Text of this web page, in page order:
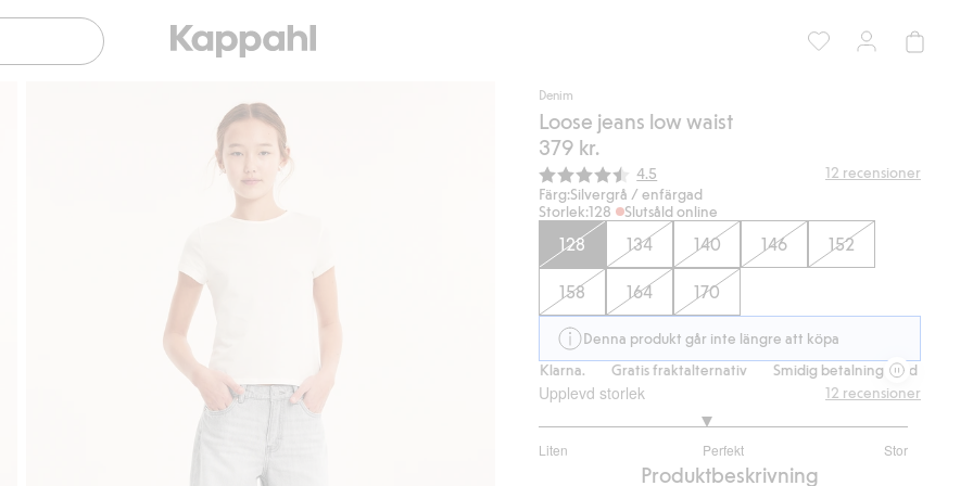
Denim
Loose jeans low waist
379 kr.
Snittbetyg:
4.5 12 recensioner
Färg:Silvergrå / enfärgad
Storlek:128 Slutsåld online
128 134 140 146 152
158 164 170
Denna produkt går inte längre att köpa
Gratis fraktalternativ
Gratis fraktalternativ Smidig betalning med Klarna.
Upplevd storlek
Liten Perfekt Stor
utav
12 recensioner
Produktbeskrivning